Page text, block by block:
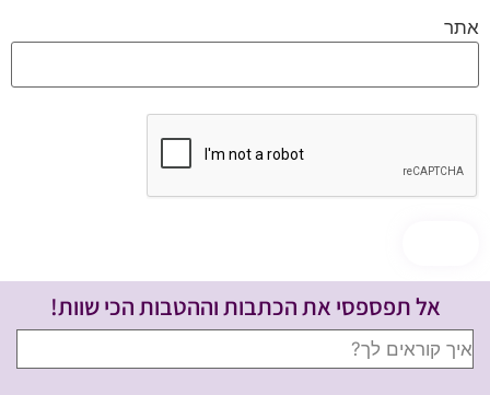
אתר
אל תפספסי את הכתבות וההטבות הכי שוות!